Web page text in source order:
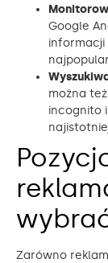
Google
informacji
można
incognito
Zarówno